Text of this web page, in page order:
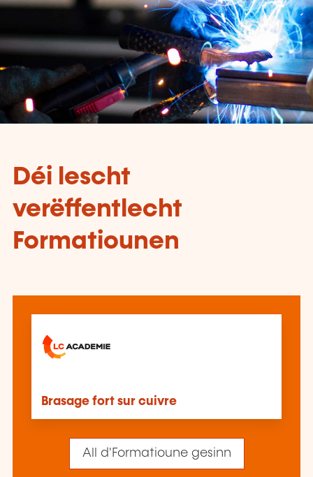
Déi lescht
verëffentlecht
Formatiounen
Brasage fort sur cuivre
All d'Formatioune gesinn